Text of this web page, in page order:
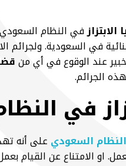
الابتزازفي النظام السعودي
في السعودية.
عند الوقوع في أي من
الجرائم.
في
النظام السعودي على أنه
او الامتناع عن القيام